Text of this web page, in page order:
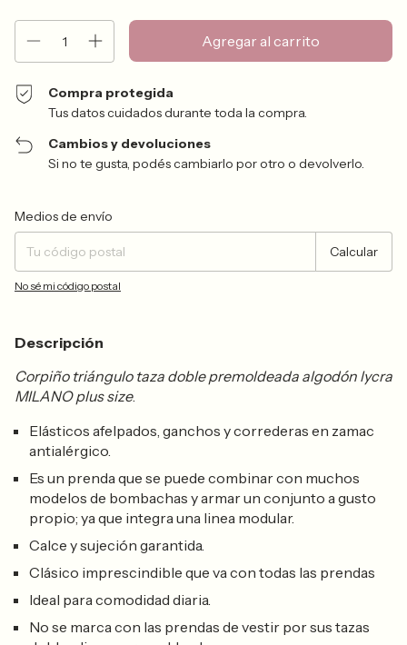
Compra protegida
Tus datos cuidados durante toda la compra.
Cambios y devoluciones
Si no te gusta, podés cambiarlo por otro o devolverlo.
Entregas para el CP:
Medios de envío
Calcular
No sé mi código postal
Descripción
Corpiño triángulo taza doble premoldeada algodón lycra
MILANO plus size.
Elásticos afelpados, ganchos y correderas en zamac
antialérgico.
Es un prenda que se puede combinar con muchos
modelos de bombachas y armar un conjunto a gusto
propio; ya que integra una linea modular.
Calce y sujeción garantida.
Clásico imprescindible que va con todas las prendas
Ideal para comodidad diaria.
No se marca con las prendas de vestir por sus tazas